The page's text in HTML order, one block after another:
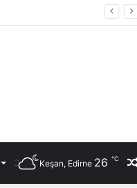
Keşan, Edirne 26 ℃